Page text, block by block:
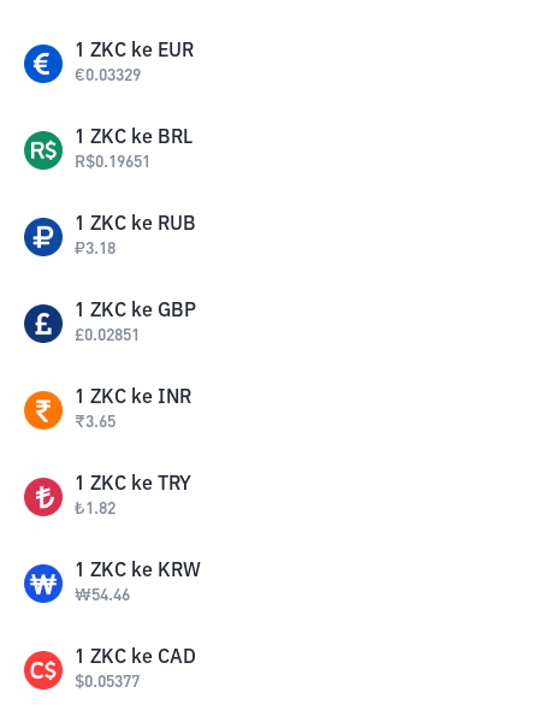
1 ZKC ke EUR
€0.03329
1 ZKC ke BRL
R$0.19651
1 ZKC ke RUB
₽3.18
1 ZKC ke GBP
£0.02851
1 ZKC ke INR
₹3.65
1 ZKC ke TRY
₺1.82
1 ZKC ke KRW
₩54.46
1 ZKC ke CAD
$0.05377